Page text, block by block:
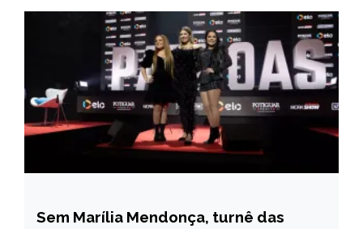
ENTRETENIMENTO
Sem Marília Mendonça, turnê das